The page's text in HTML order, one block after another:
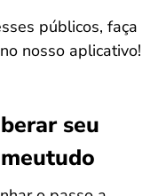
públicos, faça
nosso aplicativo!
seu